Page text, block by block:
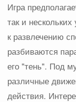
Игра
так и
к развлечению
разбиваются
его "тень". Под
различные
действия.